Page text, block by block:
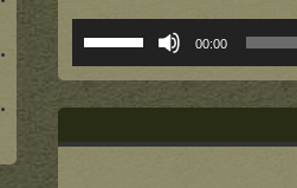
00:00
افزایش
یا
کاهش